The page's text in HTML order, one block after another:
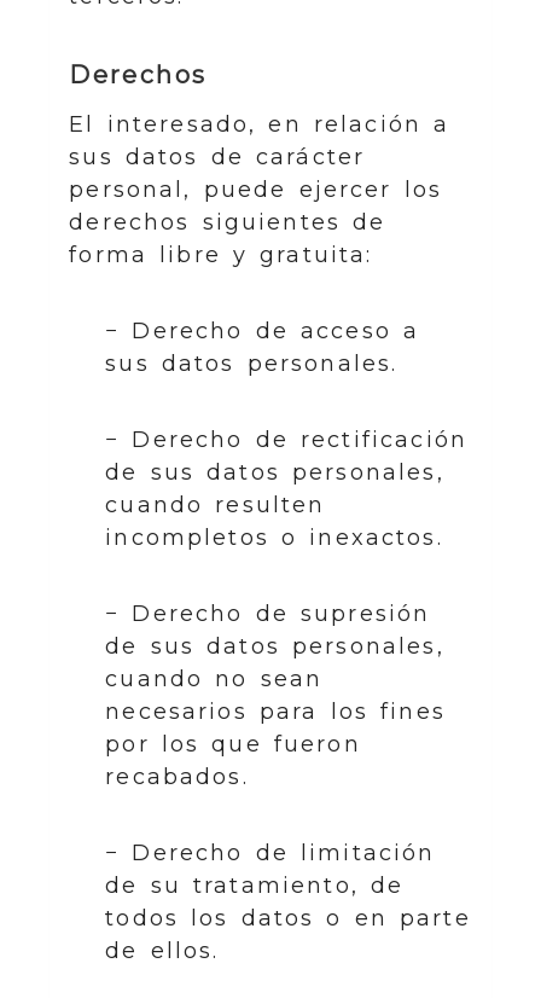
Derechos
El interesado, en relación a
sus datos de carácter
personal, puede ejercer los
derechos siguientes de
forma libre y gratuita:
− Derecho de acceso a
sus datos personales.
− Derecho de rectificación
de sus datos personales,
cuando resulten
incompletos o inexactos.
− Derecho de supresión
de sus datos personales,
cuando no sean
necesarios para los fines
por los que fueron
recabados.
− Derecho de limitación
de su tratamiento, de
todos los datos o en parte
de ellos.